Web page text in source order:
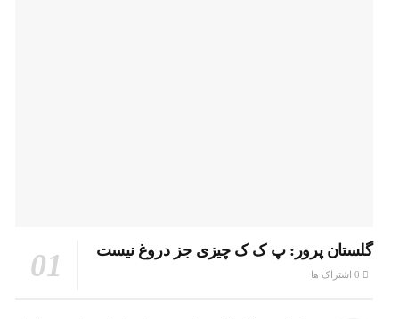
گلستان پرور: پ ک ک چیزی جز دروغ نیست